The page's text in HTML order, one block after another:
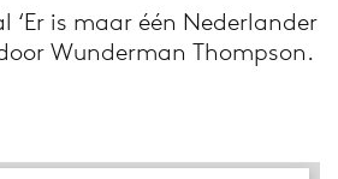
Nieuws app
‘Er is maar één Nederlander
Wunderman Thompson.